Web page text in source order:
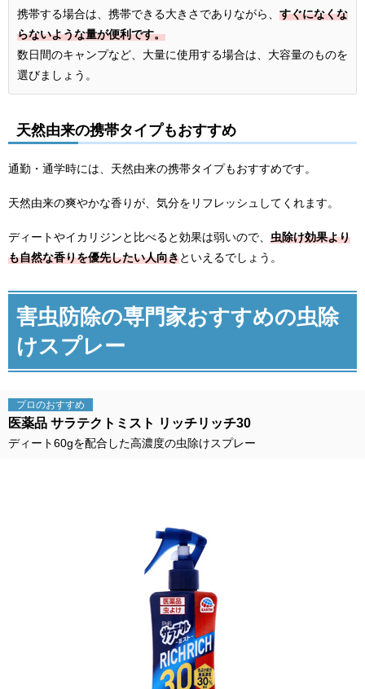
携帯する場合は、携帯できる大きさでありながら、 すぐになくな
らないような量が便利です。
数日間のキャンプなど、大量に使用する場合は、大容量のものを
選びましょう。
天然由来の携帯タイプもおすすめ
通勤・通学時には、天然由来の携帯タイプもおすすめです。
天然由来の爽やかな香りが、気分をリフレッシュしてくれます。
ディートやイカリジンと比べると効果は弱いので、 虫除け効果より
も自然な香りを優先したい人向きといえるでしょう。
害虫防除の専門家おすすめの虫除
けスプレー
プロのおすすめ
医薬品 サラテクトミスト リッチリッチ30
ディート60gを配合した高濃度の虫除けスプレー